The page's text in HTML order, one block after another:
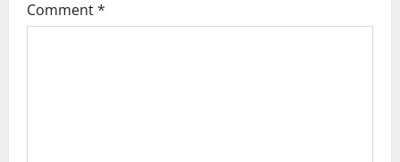
g
Comment*